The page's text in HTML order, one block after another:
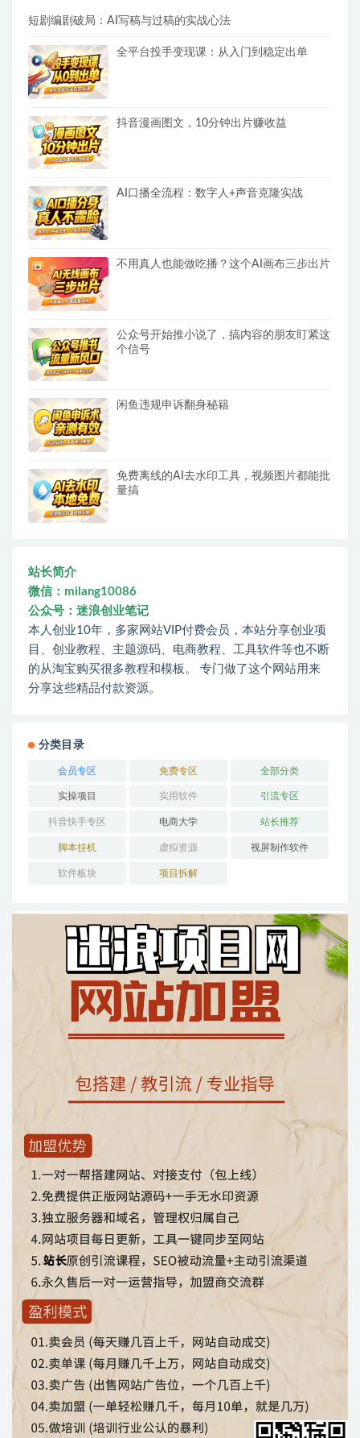
短剧编剧破局：AI写稿与过稿的实战心法
全平台投手变现课：从入门到稳定出单
抖音漫画图文，10分钟出片赚收益
AI口播全流程：数字人+声音克隆实战
不用真人也能做吃播？这个AI画布三步出片
公众号开始推小说了，搞内容的朋友盯紧这
个信号
闲鱼违规申诉翻身秘籍
免费离线的AI去水印工具，视频图片都能批
量搞
站长简介
微信：milang10086
公众号：迷浪创业笔记
本人创业10年，多家网站VIP付费会员，本站分享创业项
目、创业教程、主题源码、电商教程、工具软件等也不断
的从淘宝购买很多教程和模板。 专门做了这个网站用来
分享这些精品付款资源。
分类目录
会员专区 免费专区 全部分类
实操项目 实用软件 引流专区
抖音快手专区 电商大学 站长推荐
脚本挂机 虚拟资源 视屏制作软件
软件板块 项目拆解